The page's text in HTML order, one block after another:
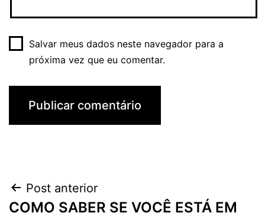
Salvar meus dados neste navegador para a
próxima vez que eu comentar.
Navegação
Post anterior
COMO SABER SE VOCÊ ESTÁ EM